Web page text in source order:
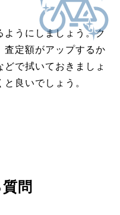
ようにしましょう。ク
査定額がアップするか
で拭いておきましょ
良いでしょう。
問